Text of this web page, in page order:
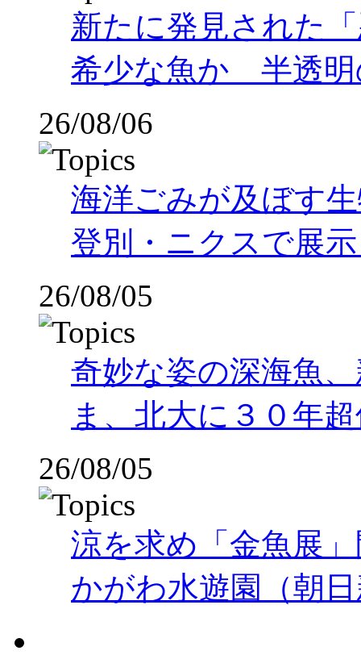
新たに発見された
希少な魚か 半透明
26/08/06
海洋ごみが及ぼす
登別・ニクスで展
26/08/05
奇妙な姿の深海魚
ま、北大に３０年
26/08/05
涼を求め「金魚展
かがわ水遊園（朝